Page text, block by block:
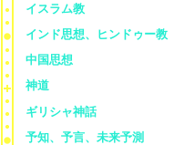
イスラム教
インド思想、ヒンドゥー教
中国思想
神道
ギリシャ神話
予知、予言、未来予測